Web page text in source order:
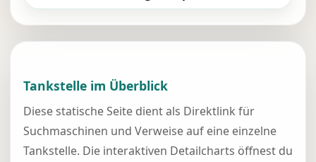
Tankstelle im Überblick
Diese statische Seite dient als Direktlink für
Suchmaschinen und Verweise auf eine einzelne
Tankstelle. Die interaktiven Detailcharts öffnest du